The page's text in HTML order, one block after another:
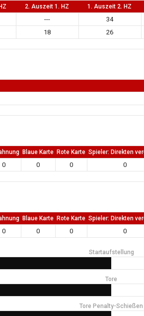
2. Auszeit 1. HZ 1. Auszeit 2. HZ
--- 34
18 26
Blaue Karte Rote Karte Spieler: Direkten
0 0 0 0
Blaue Karte Rote Karte Spieler: Direkten
0 0 0 0
Startaufstellung
Tore
Tore Penalty-Schießen